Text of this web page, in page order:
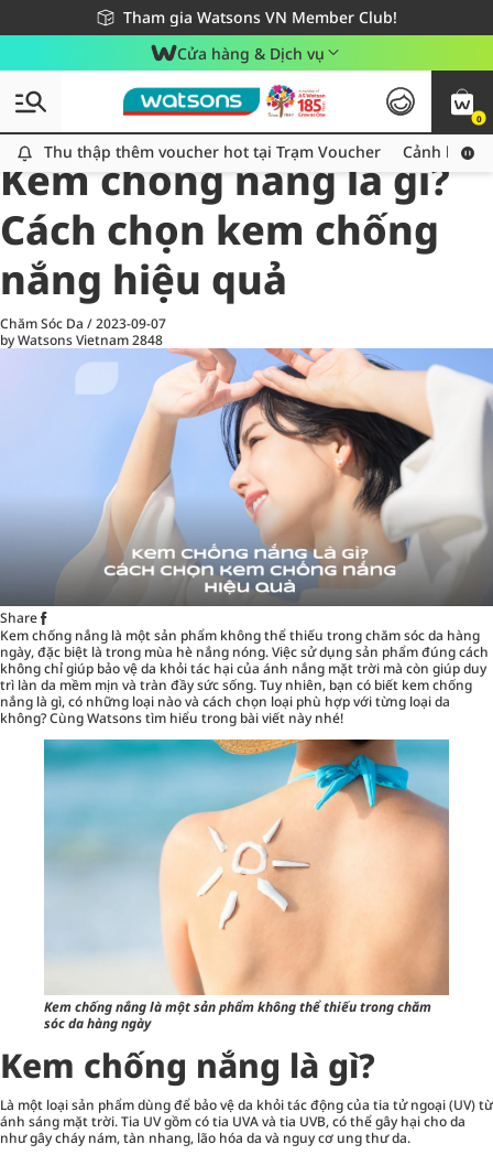
Tham gia Watsons VN Member Club!
Miễn phí giao hàng cho đơn hàng từ 249,000Đ
Giao hàng nhanh 24h - Áp dụng khu vực TP. Hồ Chí Minh
Cửa hàng & Dịch vụ
0
Thu thập thêm voucher hot tại Trạm Voucher
Thu thập thêm voucher hot tại Trạm Voucher Cảnh báo
All
Chăm Sóc Cá Nhân
Kem chống nắng là gì?
Cách chọn kem chống
nắng hiệu quả
Chăm Sóc Da /2023-09-07
by Watsons Vietnam2848
Share
Kem chống nắng là một sản phẩm không thể thiếu trong chăm sóc da hàng
ngày, đặc biệt là trong mùa hè nắng nóng. Việc sử dụng sản phẩm đúng cách
không chỉ giúp bảo vệ da khỏi tác hại của ánh nắng mặt trời mà còn giúp duy
trì làn da mềm mịn và tràn đầy sức sống. Tuy nhiên, bạn có biết kem chống
nắng là gì, có những loại nào và cách chọn loại phù hợp với từng loại da
không? CùngWatsonstìm hiểu trong bài viết này nhé!
Kem chống nắng là một sản phẩm không thể thiếu trong chăm
sóc da hàng ngày
Kem chống nắng là gì?
Là một loại sản phẩm dùng để bảo vệ da khỏi tác động của tia tử ngoại (UV) từ
ánh sáng mặt trời. Tia UV gồm có tia UVA và tia UVB, có thể gây hại cho da
như gây cháy nám, tàn nhang, lão hóa da và nguy cơ ung thư da.